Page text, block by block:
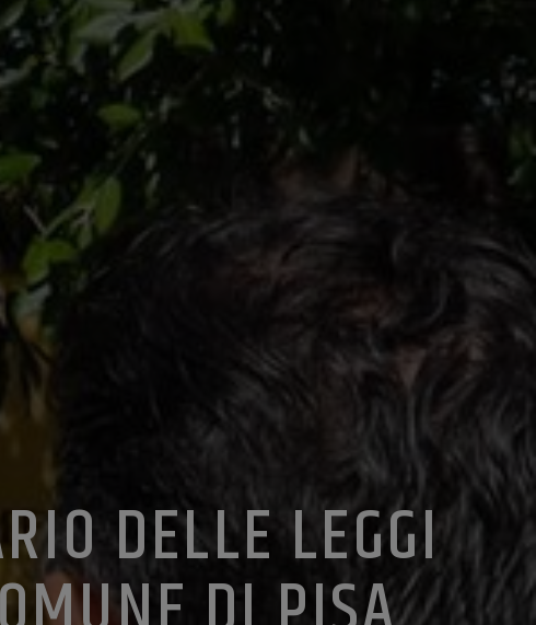
DELLE LEGGI